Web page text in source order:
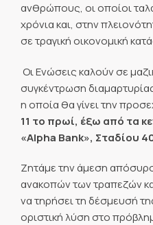
ανθρώπους, οι οποίοι
χρόνια και, στην
σε τραγική οικονομική
Οι Ενώσεις καλούν σε
συγκέντρωση
η οποία θα γίνει την
11 το πρωί, έξω από τα
«Alpha Bank», Σταδίου
Ζητάμε την άμεση
ανακοπών των τραπεζών
να τηρήσει τη δέσμευσή
οριστική λύση στο